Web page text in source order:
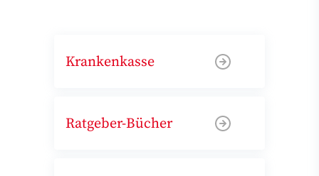
Krankenkasse
Ratgeber-Bücher